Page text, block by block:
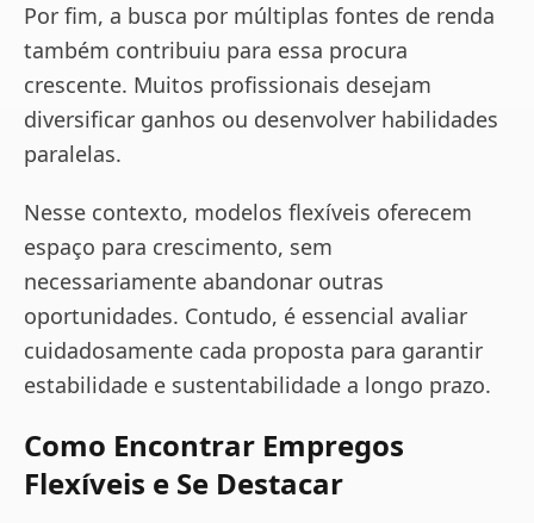
Por fim, a busca por múltiplas fontes de renda
também contribuiu para essa procura
crescente. Muitos profissionais desejam
diversificar ganhos ou desenvolver habilidades
paralelas.
Nesse contexto, modelos flexíveis oferecem
espaço para crescimento, sem
necessariamente abandonar outras
oportunidades. Contudo, é essencial avaliar
cuidadosamente cada proposta para garantir
estabilidade e sustentabilidade a longo prazo.
Como Encontrar Empregos
Flexíveis e Se Destacar